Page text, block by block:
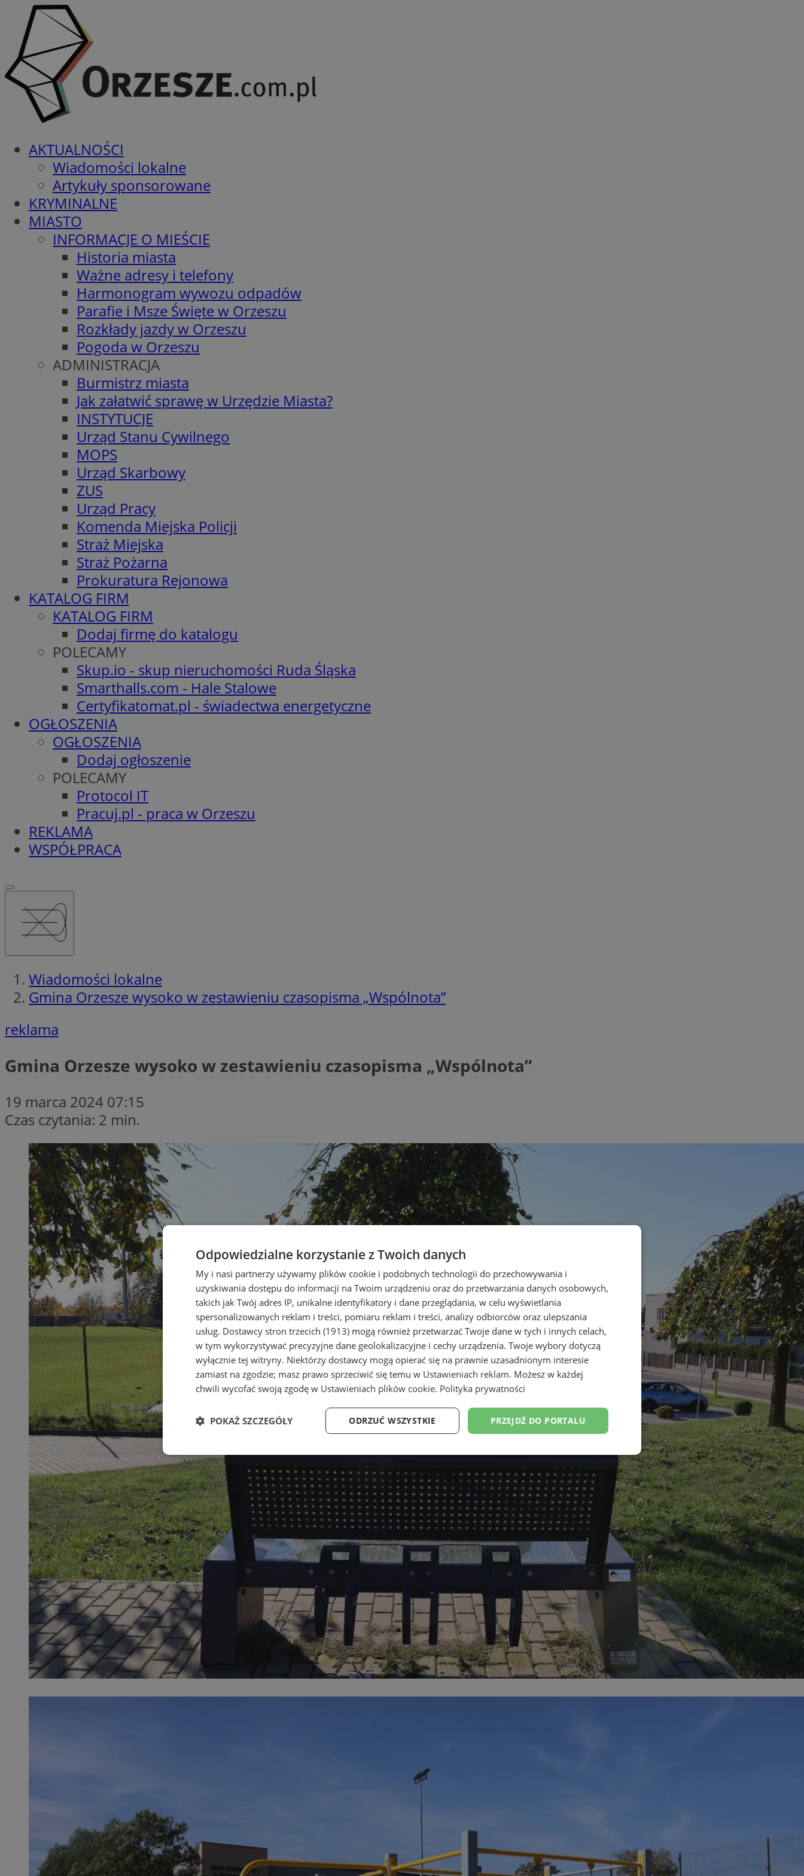
AKTUALNOŚCI
Wiadomości lokalne
Artykuły sponsorowane
KRYMINALNE
MIASTO
INFORMACJE O MIEŚCIE
Historia miasta
Ważne adresy i telefony
Harmonogram wywozu odpadów
Parafie i Msze Święte w Orzeszu
Rozkłady jazdy w Orzeszu
Pogoda w Orzeszu
ADMINISTRACJA
Burmistrz miasta
Jak załatwić sprawę w Urzędzie Miasta?
INSTYTUCJE
Urząd Stanu Cywilnego
MOPS
Urząd Skarbowy
ZUS
Urząd Pracy
Komenda Miejska Policji
Straż Miejska
Straż Pożarna
Prokuratura Rejonowa
KATALOG FIRM
KATALOG FIRM
Dodaj firmę do katalogu
POLECAMY
Skup.io - skup nieruchomości Ruda Śląska
Smarthalls.com - Hale Stalowe
Certyfikatomat.pl - świadectwa energetyczne
OGŁOSZENIA
OGŁOSZENIA
Dodaj ogłoszenie
POLECAMY
Protocol IT
Pracuj.pl - praca w Orzeszu
REKLAMA
WSPÓŁPRACA
Wiadomości lokalne
Gmina Orzesze wysoko w zestawieniu czasopisma „Wspólnota”
reklama
Gmina Orzesze wysoko w zestawieniu czasopisma „Wspólnota”
19 marca 2024 07:15
Czas czytania: 2 min.
Odpowiedzialne korzystanie z Twoich danych
My i nasi partnerzy używamy plików cookie i podobnych technologii do przechowywania i
uzyskiwania dostępu do informacji na Twoim urządzeniu oraz do przetwarzania danych osobowych,
takich jak Twój adres IP, unikalne identyfikatory i dane przeglądania, w celu wyświetlania
spersonalizowanych reklam i treści, pomiaru reklam i treści, analizy odbiorców oraz ulepszania
usług. Dostawcy stron trzecich (1913) mogą również przetwarzać Twoje dane w tych i innych celach,
w tym wykorzystywać precyzyjne dane geolokalizacyjne i cechy urządzenia. Twoje wybory dotyczą
wyłącznie tej witryny. Niektórzy dostawcy mogą opierać się na prawnie uzasadnionym interesie
zamiast na zgodzie; masz prawo sprzeciwić się temu w Ustawieniach reklam. Możesz w każdej
chwili wycofać swoją zgodę w Ustawieniach plików cookie. Polityka prywatności
PRZEJDŹ DO PORTALU
ODRZUĆ WSZYSTKIE
POKAŻ SZCZEGÓŁY
Niezbędne Wydajność Targetowanie Funkcjonalność Niesklasyfikowane
Niezbędne Wydajność Targetowanie Funkcjonalność Niesklasyfikowane
Niezbędne pliki cookie umożliwiają korzystanie z podstawowych funkcji strony internetowej, takich jak logowanie użytkownika i
zarządzanie kontem. Bez niezbędnych plików cookie nie można prawidłowo korzystać ze strony internetowej.
Provider
Domena
Okres
przechowywania
Opis
orzesze.com.pl 1 rok
Ten plik cookie przechowuje identyfikator sesji.
orzesze.com.pl 1 rok
Ten plik cookie przechowuje identyfikator sesji.
orzesze.com.pl 1 rok
Ten plik cookie przechowuje identyfikator sesji.
YouTube
.youtube.com
5 miesięcy 4
tygodnie
Ten plik cookie przechowuje informacje o zgodzie
użytkownika oraz jego preferencjach dotyczących
wybory dotyczące polityki prywatności i ustawień
korzystania z jej witryny internetowej.
Ten plik cookie służy do rozróżniania ludzi i botów. Jest
umożliwia tworzenie ważnych raportów na temat
korzystania z jej witryny internetowej.